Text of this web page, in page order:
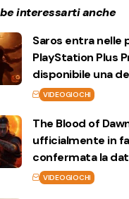
interessarti anche
Saros entra nelle
PlayStation Plus
disponibile una
VIDEOGIOCHI
The Blood of
ufficialmente in
confermata la
VIDEOGIOCHI